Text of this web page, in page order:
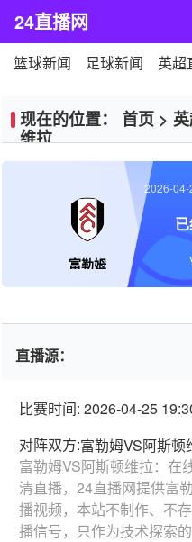
24直播网
篮球新闻 足球新闻 英超
现在的位置： 首页 >
维拉
富勒姆
2026-
直播源：
比赛时间: 2026-04-25
对阵双方:富勒姆VS阿斯顿
富勒姆VS阿斯顿维拉：在
清直播，24直播网提供富
播视频，本站不制作、不
播信号，只作为技术探索的